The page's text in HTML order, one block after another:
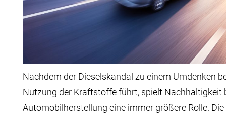
Nachdem der Dieselskandal zu einem Umdenken
Nutzung der Kraftstoffe führt, spielt Nachhaltigkeit
Automobilherstellung eine immer größere Rolle.